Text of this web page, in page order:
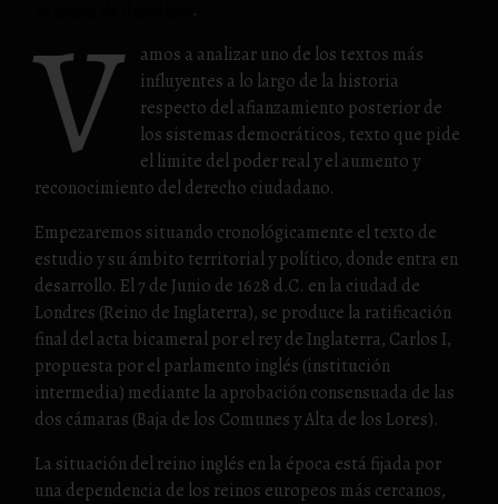
.
V
amos a analizar uno de los textos más
influyentes a lo largo de la historia
respecto del afianzamiento posterior de
los sistemas democráticos, texto que pide
el limite del poder real y el aumento y
reconocimiento del derecho ciudadano.
Empezaremos situando cronológicamente el texto de
estudio y su ámbito territorial y político, donde entra en
desarrollo. El 7 de Junio de 1628 d.C. en la ciudad de
Londres (Reino de Inglaterra), se produce la ratificación
final del acta bicameral por el rey de Inglaterra, Carlos I,
propuesta por el parlamento inglés (institución
intermedia) mediante la aprobación consensuada de las
dos cámaras (Baja de los Comunes y Alta de los Lores).
La situación del reino inglés en la época está fijada por
una dependencia de los reinos europeos más cercanos,